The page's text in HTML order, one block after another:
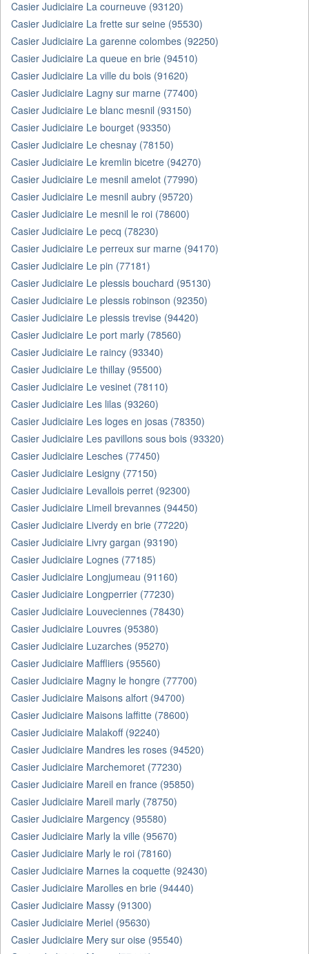
Casier Judiciaire La courneuve (93120)
Casier Judiciaire La frette sur seine (95530)
Casier Judiciaire La garenne colombes (92250)
Casier Judiciaire La queue en brie (94510)
Casier Judiciaire La ville du bois (91620)
Casier Judiciaire Lagny sur marne (77400)
Casier Judiciaire Le blanc mesnil (93150)
Casier Judiciaire Le bourget (93350)
Casier Judiciaire Le chesnay (78150)
Casier Judiciaire Le kremlin bicetre (94270)
Casier Judiciaire Le mesnil amelot (77990)
Casier Judiciaire Le mesnil aubry (95720)
Casier Judiciaire Le mesnil le roi (78600)
Casier Judiciaire Le pecq (78230)
Casier Judiciaire Le perreux sur marne (94170)
Casier Judiciaire Le pin (77181)
Casier Judiciaire Le plessis bouchard (95130)
Casier Judiciaire Le plessis robinson (92350)
Casier Judiciaire Le plessis trevise (94420)
Casier Judiciaire Le port marly (78560)
Casier Judiciaire Le raincy (93340)
Casier Judiciaire Le thillay (95500)
Casier Judiciaire Le vesinet (78110)
Casier Judiciaire Les lilas (93260)
Casier Judiciaire Les loges en josas (78350)
Casier Judiciaire Les pavillons sous bois (93320)
Casier Judiciaire Lesches (77450)
Casier Judiciaire Lesigny (77150)
Casier Judiciaire Levallois perret (92300)
Casier Judiciaire Limeil brevannes (94450)
Casier Judiciaire Liverdy en brie (77220)
Casier Judiciaire Livry gargan (93190)
Casier Judiciaire Lognes (77185)
Casier Judiciaire Longjumeau (91160)
Casier Judiciaire Longperrier (77230)
Casier Judiciaire Louveciennes (78430)
Casier Judiciaire Louvres (95380)
Casier Judiciaire Luzarches (95270)
Casier Judiciaire Maffliers (95560)
Casier Judiciaire Magny le hongre (77700)
Casier Judiciaire Maisons alfort (94700)
Casier Judiciaire Maisons laffitte (78600)
Casier Judiciaire Malakoff (92240)
Casier Judiciaire Mandres les roses (94520)
Casier Judiciaire Marchemoret (77230)
Casier Judiciaire Mareil en france (95850)
Casier Judiciaire Mareil marly (78750)
Casier Judiciaire Margency (95580)
Casier Judiciaire Marly la ville (95670)
Casier Judiciaire Marly le roi (78160)
Casier Judiciaire Marnes la coquette (92430)
Casier Judiciaire Marolles en brie (94440)
Casier Judiciaire Massy (91300)
Casier Judiciaire Meriel (95630)
Casier Judiciaire Mery sur oise (95540)